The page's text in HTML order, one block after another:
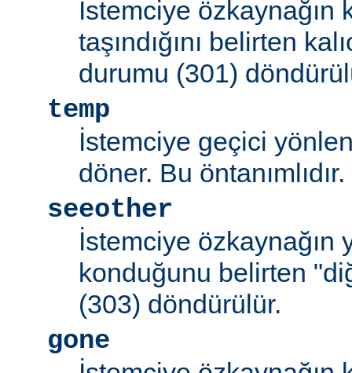
İstemciye özkaynağın
taşındığını belirten
durumu (301)
temp
İstemciye geçici
döner. Bu öntanımlıdır.
seeother
İstemciye özkaynağın
konduğunu belirten
(303) döndürülür.
gone